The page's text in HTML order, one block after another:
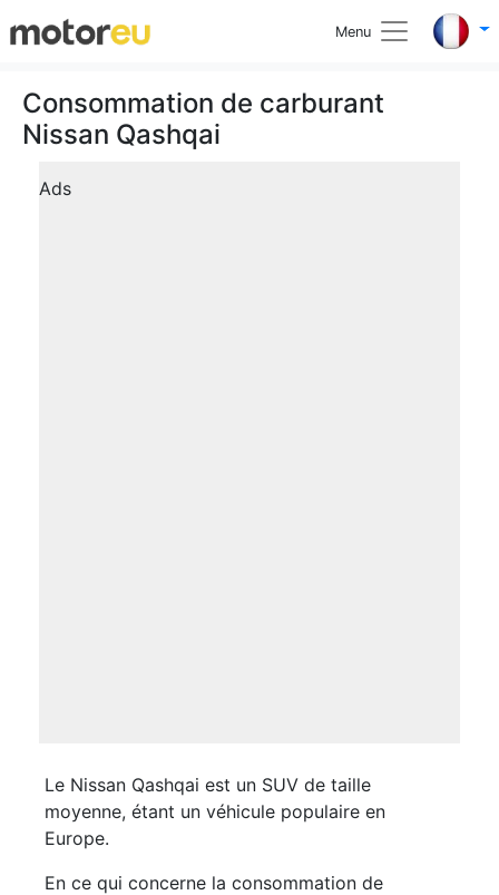
Menu
Consommation de carburant
Nissan Qashqai
Ads
Le Nissan Qashqai est un SUV de taille
moyenne, étant un véhicule populaire en
Europe.
En ce qui concerne la consommation de